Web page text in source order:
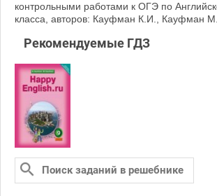
контрольными работами к ОГЭ по
класса, авторов: Кауфман К.И., Кауфман
Рекомендуемые ГДЗ